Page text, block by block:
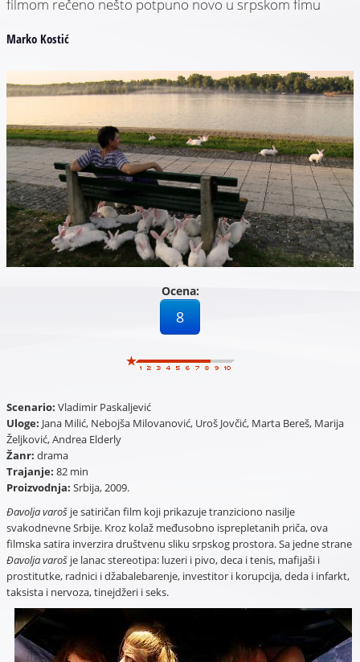
filmom rečeno nešto potpuno novo u srpskom fimu
Marko Kostić
Ocena:
8
Scenario: Vladimir Paskaljević
Uloge: Jana Milić, Nebojša Milovanović, Uroš Jovčić, Marta Bereš, Marija
Željković, Andrea Elderly
Žanr: drama
Trajanje: 82 min
Proizvodnja: Srbija, 2009.
Đavolja varoš je satiričan film koji prikazuje tranziciono nasilje
svakodnevne Srbije. Kroz kolaž međusobno isprepletanih priča, ova
filmska satira inverzira društvenu sliku srpskog prostora. Sa jedne strane
Đavolja varoš je lanac stereotipa: luzeri i pivo, deca i tenis, mafijaši i
prostitutke, radnici i džabalebarenje, investitor i korupcija, deda i infarkt,
taksista i nervoza, tinejdžeri i seks.